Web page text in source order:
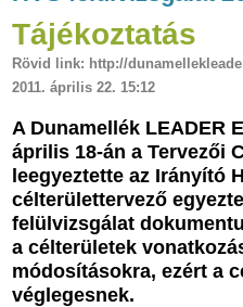
Tájékoztatás
Rövid link: http://
2011. április 22. 15:12
A Dunamellék LEADER
április 18-án a Tervezői
leegyeztette az Irányító
célterülettervező
felülvizsgálat
a célterületek
módosításokra, ezért a
véglegesnek.